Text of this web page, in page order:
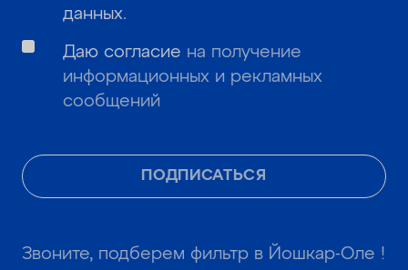
ПОДПИСАТЬСЯ
данных.
Даю согласие на получение
информационных и рекламных
сообщений
Звоните, подберем фильтр в Йошкар-Оле !